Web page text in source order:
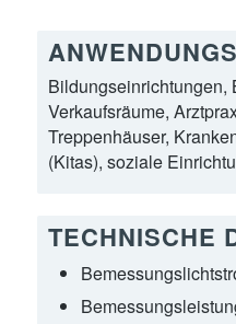
Bildungseinrichtungen,
Verkaufsräume,
Treppenhäuser,
(Kitas), soziale
TECHNISCHE